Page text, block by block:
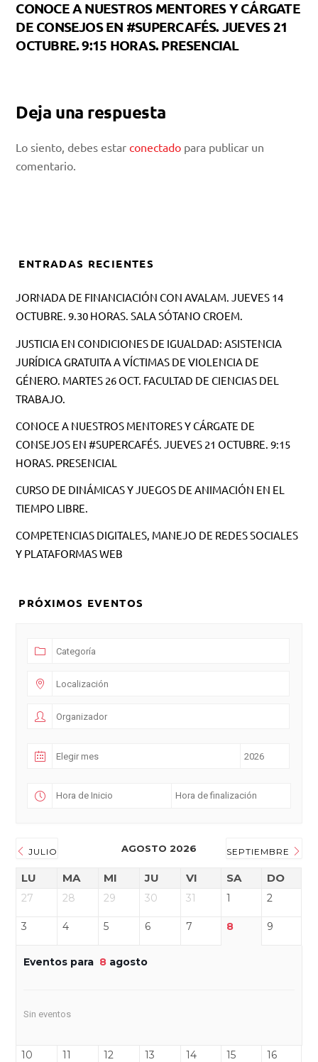
CONOCE A NUESTROS MENTORES Y CÁRGATE
DE CONSEJOS EN #SUPERCAFÉS. JUEVES 21
OCTUBRE. 9:15 HORAS. PRESENCIAL
Deja una respuesta
Lo siento, debes estarconectado para publicar un
comentario.
ENTRADAS RECIENTES
JORNADA DE FINANCIACIÓN CON AVALAM. JUEVES 14
OCTUBRE. 9.30 HORAS. SALA SÓTANO CROEM.
JUSTICIA EN CONDICIONES DE IGUALDAD: ASISTENCIA
JURÍDICA GRATUITA A VÍCTIMAS DE VIOLENCIA DE
GÉNERO. MARTES 26 OCT. FACULTAD DE CIENCIAS DEL
TRABAJO.
CONOCE A NUESTROS MENTORES Y CÁRGATE DE
CONSEJOS EN #SUPERCAFÉS. JUEVES 21 OCTUBRE. 9:15
HORAS. PRESENCIAL
CURSO DE DINÁMICAS Y JUEGOS DE ANIMACIÓN EN EL
TIEMPO LIBRE.
COMPETENCIAS DIGITALES, MANEJO DE REDES SOCIALES
Y PLATAFORMAS WEB
PRÓXIMOS EVENTOS
JULIO AGOSTO 2026 SEPTIEMBRE
LU MA MI JU VI SA DO
27 28 29 30 31 1 2
3 4 5 6 7 8 9
Eventos para 8 agosto
Sin eventos
10 11 12 13 14 15 16